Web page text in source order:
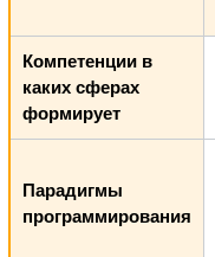
Компетенции в
каких сферах
формирует
Парадигмы
программирования